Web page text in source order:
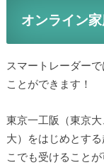
オンライン
スマートレーダー
ことができます！
東京一工阪（東京
大）をはじめとす
こでも受けることが